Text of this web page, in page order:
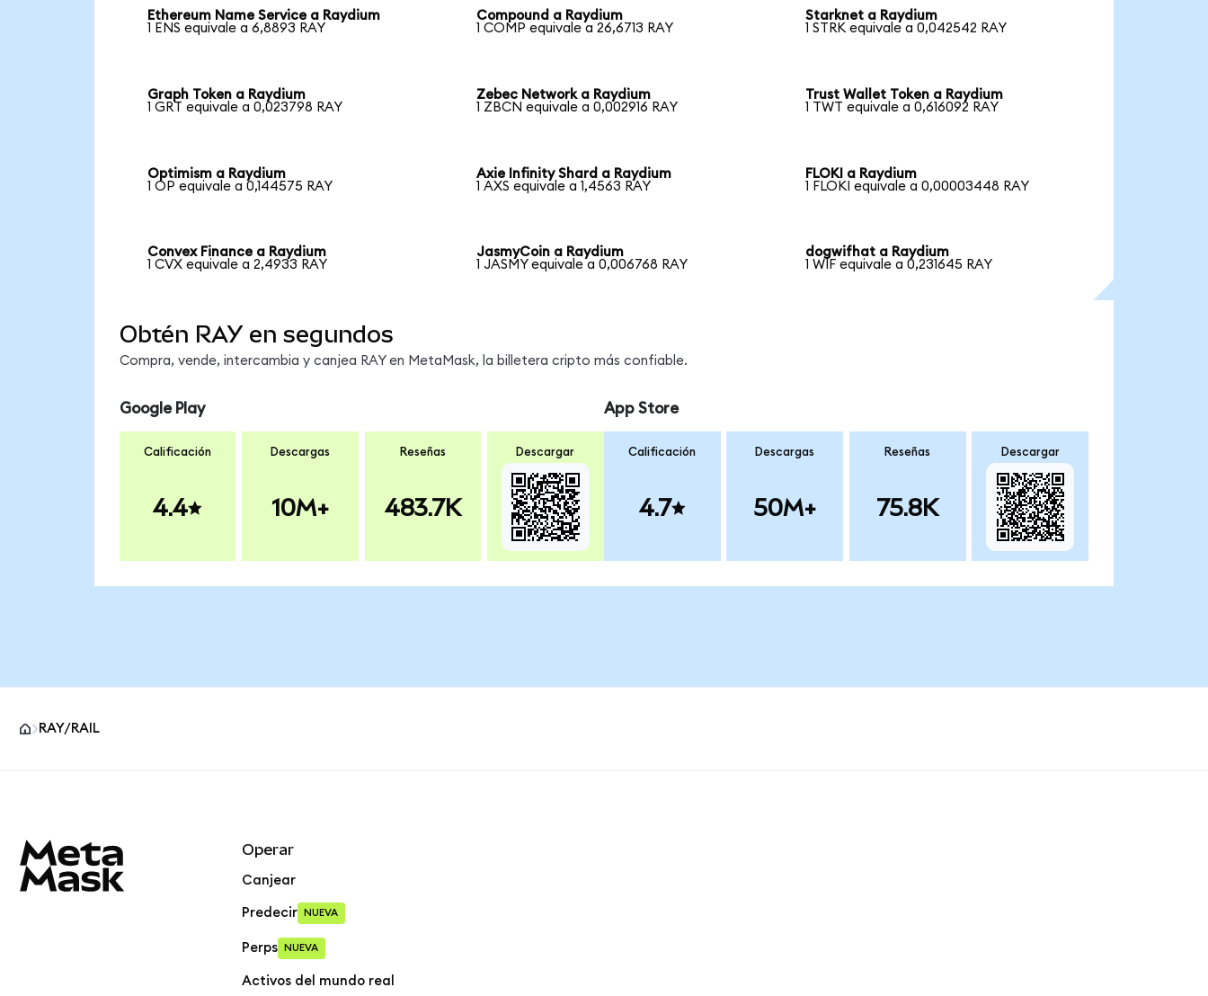
Ethereum Name Service a Raydium
1 ENS equivale a 6,8893 RAY
Compound a Raydium
1 COMP equivale a 26,6713 RAY
Starknet a Raydium
1 STRK equivale a 0,042542 RAY
Graph Token a Raydium
1 GRT equivale a 0,023798 RAY
Zebec Network a Raydium
1 ZBCN equivale a 0,002916 RAY
Trust Wallet Token a Raydium
1 TWT equivale a 0,616092 RAY
Optimism a Raydium
1 OP equivale a 0,144575 RAY
Axie Infinity Shard a Raydium
1 AXS equivale a 1,4563 RAY
FLOKI a Raydium
1 FLOKI equivale a 0,00003448 RAY
Convex Finance a Raydium
1 CVX equivale a 2,4933 RAY
JasmyCoin a Raydium
1 JASMY equivale a 0,006768 RAY
dogwifhat a Raydium
1 WIF equivale a 0,231645 RAY
Obtén RAY en segundos
Compra, vende, intercambia y canjea RAY en MetaMask, la billetera cripto más confiable.
Google Play
Calificación
4.4
Descargas
10M+
Reseñas
483.7K
Descargar
App Store
Calificación
4.7
Descargas
50M+
Reseñas
75.8K
Descargar
RAY/RAIL
Operar
Canjear
Predecir NUEVA
Perps NUEVA
Activos del mundo real